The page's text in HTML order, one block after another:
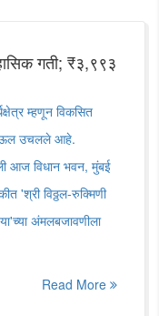
गती; ₹३,९९३
म्हणून विकसित
उचलले आहे.
आज विधान भवन, मुंबई
'श्री विठ्ठल-रुक्मिणी
अंमलबजावणीला
Read More